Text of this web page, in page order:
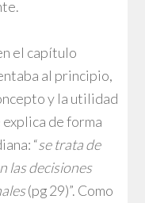
el capítulo
al principio,
y la utilidad
de forma
“se trata de
las decisiones
(pg 29)”. Como